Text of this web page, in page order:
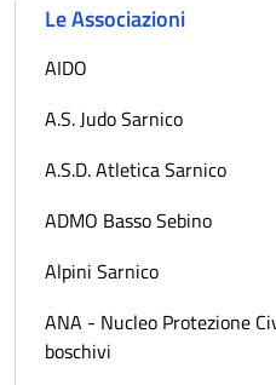
Le Associazioni
AIDO
A.S. Judo Sarnico
A.S.D. Atletica Sarnico
ADMO Basso Sebino
Alpini Sarnico
ANA - Nucleo Protezione
boschivi